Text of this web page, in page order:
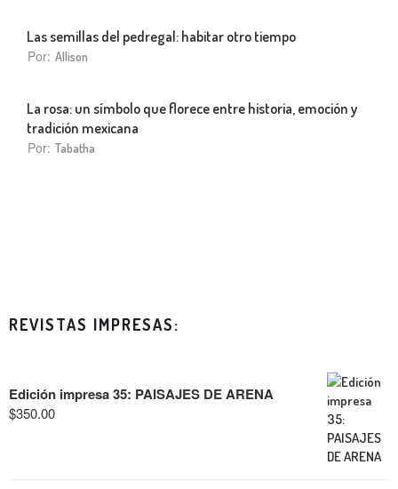
Las semillas del pedregal: habitar otro tiempo
Por: Allison
La rosa: un símbolo que florece entre historia, emoción y
tradición mexicana
Por: Tabatha
REVISTAS IMPRESAS:
Edición impresa 35: PAISAJES DE ARENA
$350.00